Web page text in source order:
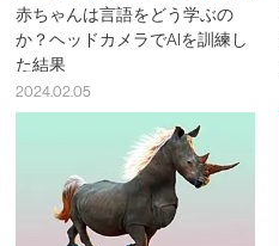
赤ちゃんは言語をどう学ぶの
か？ヘッドカメラでAIを訓練し
た結果
2024.02.05